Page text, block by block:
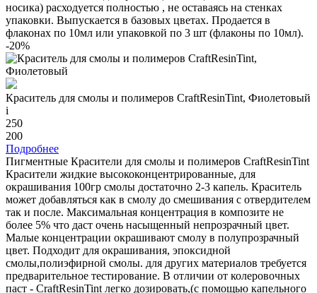
носика) расходуется полностью , не оставаясь на стенках
упаковки. Выпускается в базовых цветах. Продается в
флаконах по 10мл или упаковкой по 3 шт (флаконы по 10мл).
-20%
Краситель для смолы и полимеров CraftResinTint, Фиолетовый
i
250
200
Подробнее
Пигментные Красители для смолы и полимеров CraftResinTint
Красители жидкие высококонцентрированные, для
окрашивания 100гр смолы достаточно 2-3 капель. Краситель
может добавляться как в смолу до смешивания с отвердителем
так и после. Максимальная концентрация в композите не
более 5% что даст очень насыщенный непрозрачный цвет.
Малые концентрации окрашивают смолу в полупрозрачный
цвет. Подходит для окрашивания, эпоксидной
смолы,полиэфирной смолы. для других материалов требуется
предварительное тестирование. В отличии от колеровочных
паст - CraftResinTint легко дозировать,(с помощью капельного